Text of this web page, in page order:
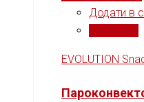
Додати в
EVOLUTION